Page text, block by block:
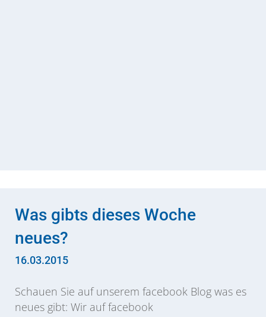
Was gibts dieses Woche
neues?
16.03.2015
Schauen Sie auf unserem facebook Blog was es
neues gibt: Wir auf facebook